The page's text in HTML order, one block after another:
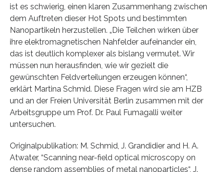
ist es schwierig, einen klaren Zusammenhang zwischen
dem Auftreten dieser Hot Spots und bestimmten
Nanopartikeln herzustellen. „Die Teilchen wirken über
ihre elektromagnetischen Nahfelder aufeinander ein,
das ist deutlich komplexer als bislang vermutet. Wir
müssen nun herausfinden, wie wir gezielt die
gewünschten Feldverteilungen erzeugen können“,
erklärt Martina Schmid. Diese Fragen wird sie am HZB
und an der Freien Universität Berlin zusammen mit der
Arbeitsgruppe um Prof. Dr. Paul Fumagalli weiter
untersuchen.
Originalpublikation: M. Schmid, J. Grandidier and H. A.
Atwater, “Scanning near-field optical microscopy on
dense random assemblies of metal nanoparticles“, J.